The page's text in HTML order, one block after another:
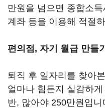
만원을 넘으면 종합소
계좌 등을 이용해 적절
편의점, 자기 월급 만들기
퇴직 후 일자리를 찾아
얼마나 힘든지 실감하
반, 많아야 250만원입